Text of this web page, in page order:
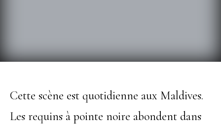
Cette scène est quotidienne aux Maldives.
Les requins à pointe noire abondent dans